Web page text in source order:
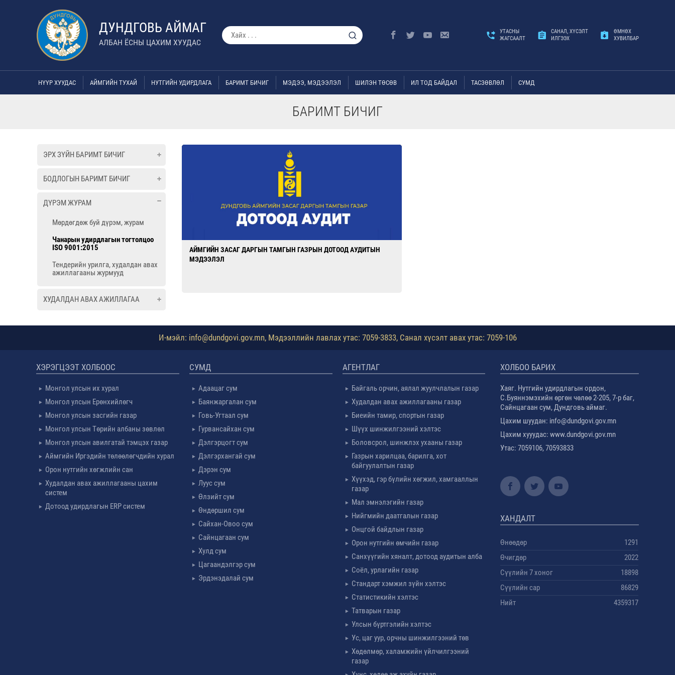
ДУНДГОВЬ АЙМАГ
АЛБАН ЁСНЫ ЦАХИМ ХУУДАС
УТАСНЫ
ЖАГСААЛТ
САНАЛ, ХҮСЭЛТ
ИЛГЭЭХ
ӨМНӨХ
ХУВИЛБАР
НҮҮР ХУУДАС АЙМГИЙН ТУХАЙ НУТГИЙН УДИРДЛАГА БАРИМТ БИЧИГ МЭДЭЭ, МЭДЭЭЛЭЛ ШИЛЭН ТӨСӨВ ИЛ ТОД БАЙДАЛ ТАСЗӨВЛӨЛ СУМД
БАРИМТ БИЧИГ
ЭРХ ЗҮЙН БАРИМТ БИЧИГ
БОДЛОГЫН БАРИМТ БИЧИГ
ДҮРЭМ ЖУРАМ
Мөрдөгдөж буй дүрэм, журам
Чанарын удирдлагын тогтолцоо
ISO 9001:2015
Тендерийн урилга, худалдан авах
ажиллагааны журмууд
ХУДАЛДАН АВАХ АЖИЛЛАГАА
АЙМГИЙН ЗАСАГ ДАРГЫН ТАМГЫН ГАЗРЫН ДОТООД АУДИТЫН
МЭДЭЭЛЭЛ
И-мэйл: info@dundgovi.gov.mn, Мэдээллийн лавлах утас: 7059-3833, Санал хүсэлт авах утас: 7059-106
ХЭРЭГЦЭЭТ ХОЛБООС
Монгол улсын их хурал
Монгол улсын Ерөнхийлөгч
Монгол улсын засгийн газар
Монгол улсын Төрийн албаны зөвлөл
Монгол улсын авилгатай тэмцэх газар
Аймгийн Иргэдийн төлөөлөгчдийн хурал
Орон нутгийн хөгжлийн сан
Худалдан авах ажиллагааны цахим
систем
Дотоод удирдлагын ERP систем
СУМД
Адаацаг сум
Баянжаргалан сум
Говь-Угтаал сум
Гурвансайхан сум
Дэлгэрцогт сум
Дэлгэрхангай сум
Дэрэн сум
Луус сум
Өлзийт сум
Өндөршил сум
Сайхан-Овоо сум
Сайнцагаан сум
Хулд сум
Цагаандэлгэр сум
Эрдэнэдалай сум
АГЕНТЛАГ
Байгаль орчин, аялал жуулчлалын газар
Худалдан авах ажиллагааны газар
Биеийн тамир, спортын газар
Шүүх шинжилгээний хэлтэс
Боловсрол, шинжлэх ухааны газар
Газрын харилцаа, барилга, хот
байгуулалтын газар
Хүүхэд, гэр бүлийн хөгжил, хамгааллын
газар
Мал эмнэлэгийн газар
Нийгмийн даатгалын газар
Онцгой байдлын газар
Орон нутгийн өмчийн газар
Санхүүгийн хяналт, дотоод аудитын алба
Соёл, урлагийн газар
Стандарт хэмжил зүйн хэлтэс
Статистикийн хэлтэс
Татварын газар
Улсын бүртгэлийн хэлтэс
Ус, цаг уур, орчны шинжилгээний төв
Хөдөлмөр, халамжийн үйлчилгээний
газар
ХОЛБОО БАРИХ
Хаяг. Нутгийн удирдлагын ордон,
С.Буяннэмэхийн өргөн чөлөө 2-205, 7-р баг,
Сайнцагаан сум, Дундговь аймаг.
Цахим шуудан: info@dundgovi.gov.mn
Цахим хууудас: www.dundgovi.gov.mn
Утас: 7059106, 70593833
ХАНДАЛТ
Өнөөдөр
1291
Өчигдөр
2022
Сүүлийн 7 хоног
18898
Сүүлийн сар
86829
Нийт
4359317